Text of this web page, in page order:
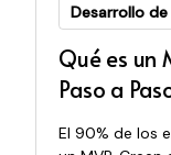
Desarrollo
Qué es un
Paso a
El 90% de los